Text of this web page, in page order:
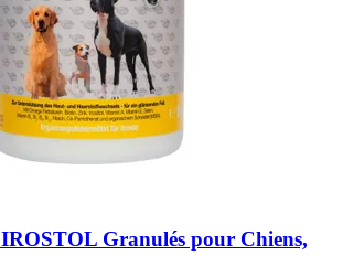
IROSTOL Granulés pour Chiens,